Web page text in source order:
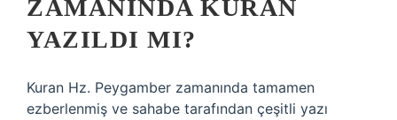
ZAMANINDA KURAN
YAZILDI MI?
Kuran Hz. Peygamber zamanında tamamen
ezberlenmiş ve sahabe tarafından çeşitli yazı